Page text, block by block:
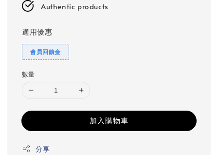
Authentic products
適用優惠
會員回饋金
數量
加入購物車
分享